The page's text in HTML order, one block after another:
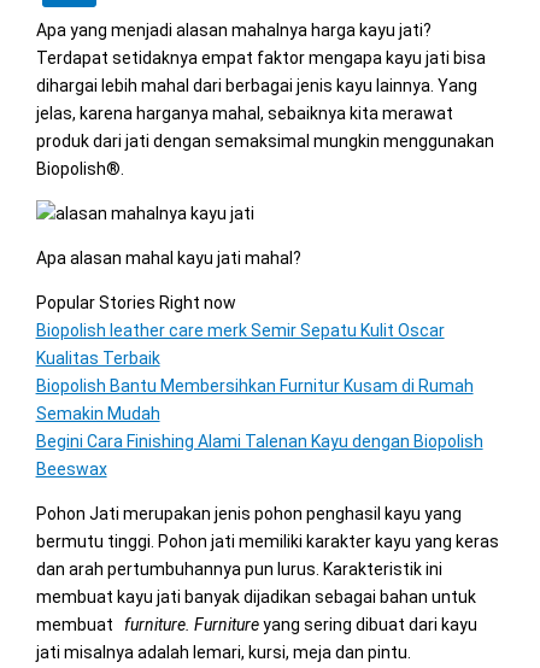
Apa yang menjadi alasan mahalnya harga kayu jati?
Terdapat setidaknya empat faktor mengapa kayu jati bisa
dihargai lebih mahal dari berbagai jenis kayu lainnya. Yang
jelas, karena harganya mahal, sebaiknya kita merawat
produk dari jati dengan semaksimal mungkin menggunakan
Biopolish®.
Apa alasan mahal kayu jati mahal?
Popular Stories Right now
Biopolish leather care merk Semir Sepatu Kulit Oscar
Kualitas Terbaik
Biopolish Bantu Membersihkan Furnitur Kusam di Rumah
Semakin Mudah
Begini Cara Finishing Alami Talenan Kayu dengan Biopolish
Beeswax
Pohon Jati merupakan jenis pohon penghasil kayu yang
bermutu tinggi. Pohon jati memiliki karakter kayu yang keras
dan arah pertumbuhannya pun lurus. Karakteristik ini
membuat kayu jati banyak dijadikan sebagai bahan untuk
membuat furniture. Furnitureyang sering dibuat dari kayu
jati misalnya adalah lemari, kursi, meja dan pintu.